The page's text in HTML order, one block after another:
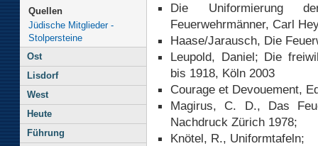
Quellen
Jüdische Mitglieder -
Stolpersteine
Ost
Lisdorf
West
Heute
Führung
Die Uniformierung
Feuerwehrmänner, Carl
Haase/Jarausch, Die
Leupold, Daniel; Die
bis 1918, Köln 2003
Courage et Devouement,
Magirus, C. D., Das
Nachdruck Zürich 1978;
Knötel, R., Uniformtafeln;